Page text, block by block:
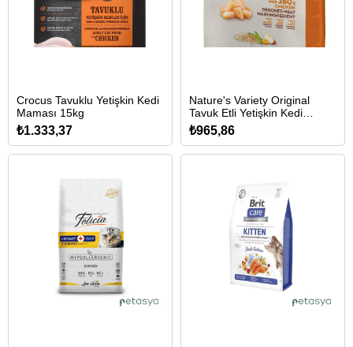
Crocus Tavuklu Yetişkin Kedi
Maması 15kg
₺1.333,37
Nature's Variety Original
Tavuk Etli Yetişkin Kedi
Maması 1,25kg
₺965,86